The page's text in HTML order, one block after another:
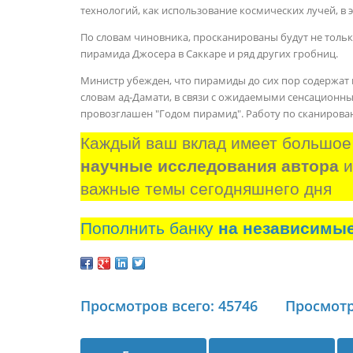
технологий, как использование космических лучей,
По словам чиновника, просканированы будут не
пирамида Джосера в Саккаре и ряд других гробниц.
Министр убежден, что пирамиды до сих пор содержат
словам ад-Дамати, в связи с ожидаемыми
провозглашен "Годом пирамид". Работу по
Каждый ваш вклад имеет
научные исследования автора
важные темы сегодняшнего дня
Пополнить банку на
Просмотров всего: 45746